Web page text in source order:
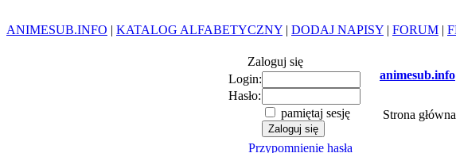
ANIMESUB.INFO | KATALOG ALFABETYCZNY | DODAJ NAPISY | FORUM |
Zaloguj się
Login:
Hasło:
pamiętaj sesję
Przypomnienie hasła
animesub.info
Strona główna